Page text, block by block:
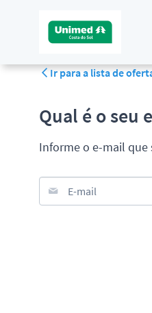
Ir para a lista de
Qual é o seu
Informe o e-mail que
E-mail